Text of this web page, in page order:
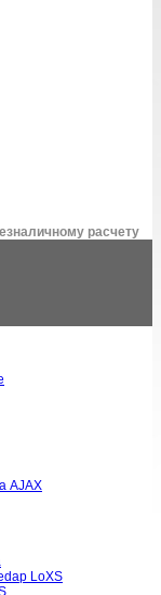
расчету
AJAX
LoXS